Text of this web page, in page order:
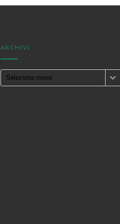
ARCHIVI